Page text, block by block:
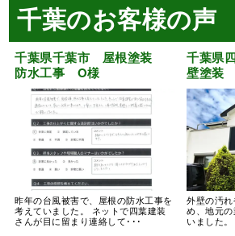
千葉のお客様の声
千葉県千葉市 屋根塗装
防水工事 O様
昨年の台風被害で、屋根の防水工事を
考えていました。 ネットで四葉建装
さんが目に留まり連絡して･･･
千葉県
壁塗装
外壁の汚
め、地元
いました